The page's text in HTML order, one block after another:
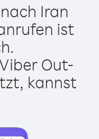
Iran
ist
Out-
kannst